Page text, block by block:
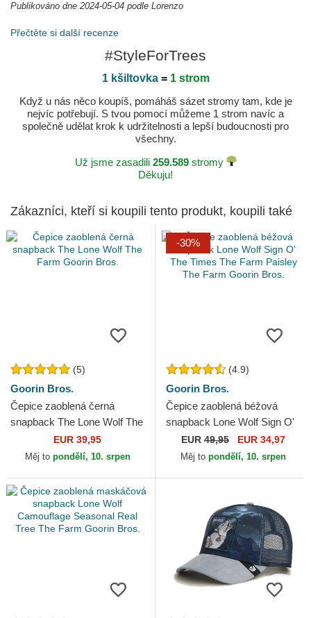
Publikováno dne 2024-05-04 podle Lorenzo
Přečtěte si další recenze
#StyleForTrees
1 kšiltovka= 1 strom
Když u nás něco koupíš, pomáháš sázet stromy tam, kde je
nejvíc potřebují. S tvou pomocí můžeme 1 strom navíc a
společně udělat krok k udržitelnosti a lepší budoucnosti pro
všechny.
Už jsme zasadili 259.589stromy
Děkuju!
Zákazníci, kteří si koupili tento produkt, koupili také
(5)
Goorin Bros.
Čepice zaoblená černá
snapback The Lone Wolf The
Farm Goorin Bros.
EUR 39,95
Měj to pondělí, 10. srpen
-30%
(4.9)
Goorin Bros.
Čepice zaoblená béžová
snapback Lone Wolf Sign O'
The Times The Farm Paisley
The Farm Goorin Bros.
EUR 49,95 EUR 34,97
Měj to pondělí, 10. srpen